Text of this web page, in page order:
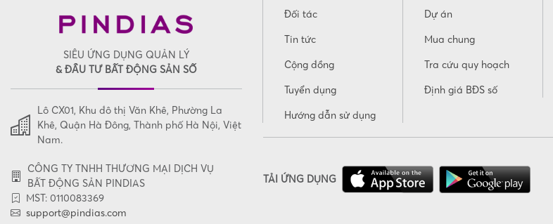
Đối tác
Tin tức
Cộng đồng
Tuyển dụng
Hướng dẫn sử dụng
Dự án
Mua chung
Tra cứu quy hoạch
Định giá BĐS số
TẢI ỨNG DỤNG
SIÊU ỨNG DỤNG QUẢN LÝ
& ĐẦU TƯ BẤT ĐỘNG SẢN SỐ
Lô CX01, Khu đô thị Văn Khê, Phường La
Khê, Quận Hà Đông, Thành phố Hà Nội, Việt
Nam.
CÔNG TY TNHH THƯƠNG MẠI DỊCH VỤ
BẤT ĐỘNG SẢN PINDIAS
MST: 0110083369
support@pindias.com